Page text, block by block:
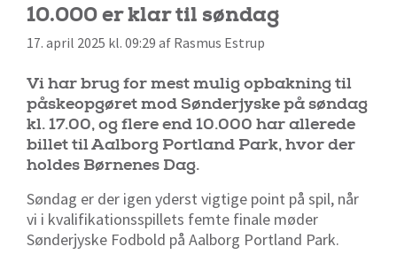
10.000 er klar til søndag
17. april 2025 kl. 09:29 af Rasmus Estrup
Vi har brug for mest mulig opbakning til
påskeopgøret mod Sønderjyske på søndag
kl. 17.00, og flere end 10.000 har allerede
billet til Aalborg Portland Park, hvor der
holdes Børnenes Dag.
Søndag er der igen yderst vigtige point på spil, når
vi i kvalifikationsspillets femte finale møder
Sønderjyske Fodbold på Aalborg Portland Park.